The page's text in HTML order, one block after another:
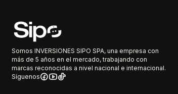
Somos INVERSIONES SIPO SPA, una empresa con
más de 5 años en el mercado, trabajando con
marcas reconocidas a nivel nacional e internacional.
Síguenos